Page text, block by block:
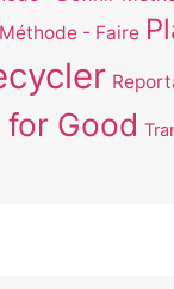
Méthode - Faire
for Good